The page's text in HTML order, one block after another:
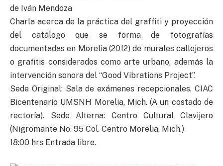
de Iván Mendoza
Charla acerca de la práctica del graffiti y proyección
del catálogo que se forma de fotografías
documentadas en Morelia (2012) de murales callejeros
o grafitis considerados como arte urbano, además la
intervención sonora del “Good Vibrations Project”.
Sede Original: Sala de exámenes recepcionales, CIAC
Bicentenario UMSNH Morelia, Mich. (A un costado de
rectoría). Sede Alterna: Centro Cultural Clavijero
(Nigromante No. 95 Col. Centro Morelia, Mich.)
18:00 hrs Entrada libre.